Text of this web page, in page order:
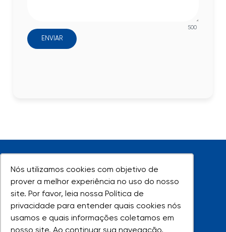
Nós utilizamos cookies com objetivo de
prover a melhor experiência no uso do nosso
site. Por favor, leia nossa Política de
privacidade para entender quais cookies nós
usamos e quais informações coletamos em
Nós utilizamos cookies com objetivo de
prover a melhor experiência no uso do nosso
site. Por favor, leia nossa Política de
privacidade para entender quais cookies nós
usamos e quais informações coletamos em
500
ENVIAR
UNIVAP - Todos os direitos reservados